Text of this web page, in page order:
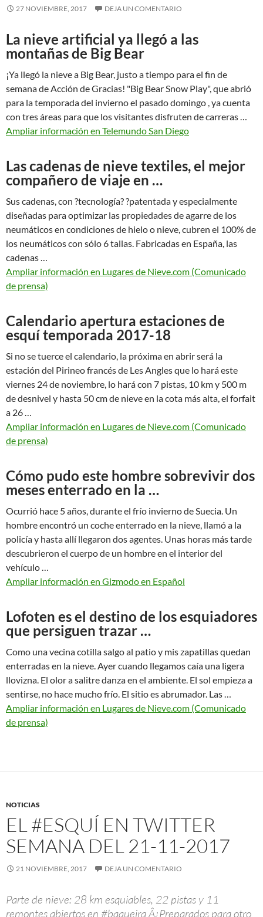
27 NOVIEMBRE, 2017 DEJA UN COMENTARIO
La nieve artificial ya llegó a las
montañas de Big Bear
¡Ya llegó la nieve a Big Bear, justo a tiempo para el fin de
semana de Acción de Gracias! "Big Bear Snow Play", que abrió
para la temporada del invierno el pasado domingo , ya cuenta
con tres áreas para que los visitantes disfruten de carreras …
Ampliar información en Telemundo San Diego
Las cadenas de nieve textiles, el mejor
compañero de viaje en …
Sus cadenas, con ?tecnología? ?patentada y especialmente
diseñadas para optimizar las propiedades de agarre de los
neumáticos en condiciones de hielo o nieve, cubren el 100% de
los neumáticos con sólo 6 tallas. Fabricadas en España, las
cadenas …
Ampliar información en Lugares de Nieve.com (Comunicado
de prensa)
Calendario apertura estaciones de
esquí temporada 2017-18
Si no se tuerce el calendario, la próxima en abrir será la
estación del Pirineo francés de Les Angles que lo hará este
viernes 24 de noviembre, lo hará con 7 pistas, 10 km y 500 m
de desnivel y hasta 50 cm de nieve en la cota más alta, el forfait
a 26 …
Ampliar información en Lugares de Nieve.com (Comunicado
de prensa)
Cómo pudo este hombre sobrevivir dos
meses enterrado en la …
Ocurrió hace 5 años, durante el frío invierno de Suecia. Un
hombre encontró un coche enterrado en la nieve, llamó a la
policía y hasta allí llegaron dos agentes. Unas horas más tarde
descubrieron el cuerpo de un hombre en el interior del
vehículo …
Ampliar información en Gizmodo en Español
Lofoten es el destino de los esquiadores
que persiguen trazar …
Como una vecina cotilla salgo al patio y mis zapatillas quedan
enterradas en la nieve. Ayer cuando llegamos caía una ligera
llovizna. El olor a salitre danza en el ambiente. El sol empieza a
sentirse, no hace mucho frío. El sitio es abrumador. Las …
Ampliar información en Lugares de Nieve.com (Comunicado
de prensa)
NOTICIAS
EL #ESQUÍ EN TWITTER
SEMANA DEL 21-11-2017
21 NOVIEMBRE, 2017 DEJA UN COMENTARIO
Parte de nieve: 28 km esquiables, 22 pistas y 11
remontes abiertos en #baqueira Â¿Preparados para otro